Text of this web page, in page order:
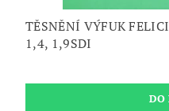
TĚSNĚNÍ VÝFUK
1,4, 1,9SDI